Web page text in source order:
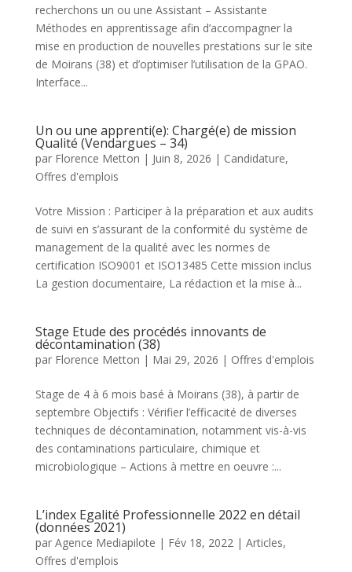
recherchons un ou une Assistant – Assistante
Méthodes en apprentissage afin d’accompagner la
mise en production de nouvelles prestations sur le site
de Moirans (38) et d’optimiser l’utilisation de la GPAO.
Interface...
Un ou une apprenti(e): Chargé(e) de mission
Qualité (Vendargues – 34)
par Florence Metton | Juin 8, 2026 | Candidature,
Offres d'emplois
Votre Mission : Participer à la préparation et aux audits
de suivi en s’assurant de la conformité du système de
management de la qualité avec les normes de
certification ISO9001 et ISO13485 Cette mission inclus
La gestion documentaire, La rédaction et la mise à...
Stage Etude des procédés innovants de
décontamination (38)
par Florence Metton | Mai 29, 2026 | Offres d'emplois
Stage de 4 à 6 mois basé à Moirans (38), à partir de
septembre Objectifs : Vérifier l’efficacité de diverses
techniques de décontamination, notamment vis-à-vis
des contaminations particulaire, chimique et
microbiologique – Actions à mettre en oeuvre :...
L’index Egalité Professionnelle 2022 en détail
(données 2021)
par Agence Mediapilote | Fév 18, 2022| Articles,
Offres d'emplois